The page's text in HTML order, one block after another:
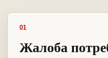
01
Жалоба